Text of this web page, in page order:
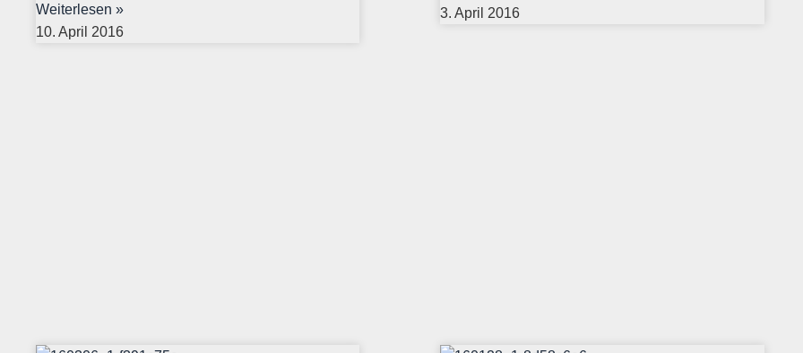
Weiterlesen »
10. April 2016
3. April 2016